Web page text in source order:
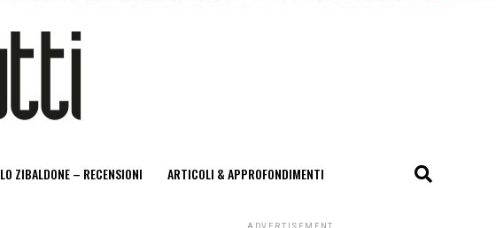
LO ZIBALDONE – RECENSIONI ARTICOLI & APPROFONDIMENTI
ADVERTISEMENT